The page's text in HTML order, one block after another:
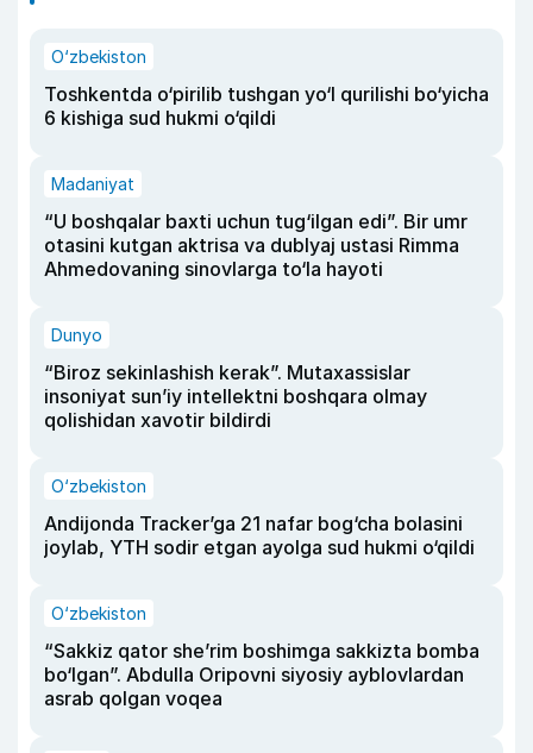
O‘zbekiston
Toshkentda o‘pirilib tushgan yo‘l qurilishi bo‘yicha
6 kishiga sud hukmi o‘qildi
Madaniyat
“U boshqalar baxti uchun tug‘ilgan edi”. Bir umr
otasini kutgan aktrisa va dublyaj ustasi Rimma
Ahmedovaning sinovlarga to‘la hayoti
Dunyo
“Biroz sekinlashish kerak”. Mutaxassislar
insoniyat sun’iy intellektni boshqara olmay
qolishidan xavotir bildirdi
O‘zbekiston
Andijonda Tracker’ga 21 nafar bog‘cha bolasini
joylab, YTH sodir etgan ayolga sud hukmi o‘qildi
O‘zbekiston
“Sakkiz qator she’rim boshimga sakkizta bomba
bo‘lgan”. Abdulla Oripovni siyosiy ayblovlardan
asrab qolgan voqea